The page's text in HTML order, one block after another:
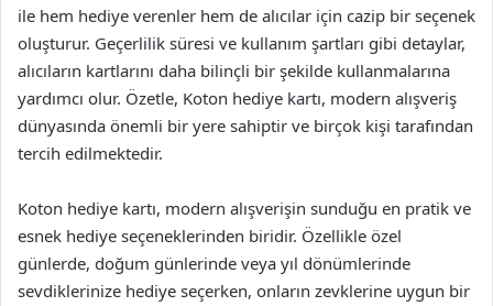
ile hem hediye verenler hem de alıcılar için cazip bir seçenek
oluşturur. Geçerlilik süresi ve kullanım şartları gibi detaylar,
alıcıların kartlarını daha bilinçli bir şekilde kullanmalarına
yardımcı olur. Özetle, Koton hediye kartı, modern alışveriş
dünyasında önemli bir yere sahiptir ve birçok kişi tarafından
tercih edilmektedir.
Koton hediye kartı, modern alışverişin sunduğu en pratik ve
esnek hediye seçeneklerinden biridir. Özellikle özel
günlerde, doğum günlerinde veya yıl dönümlerinde
sevdiklerinize hediye seçerken, onların zevklerine uygun bir